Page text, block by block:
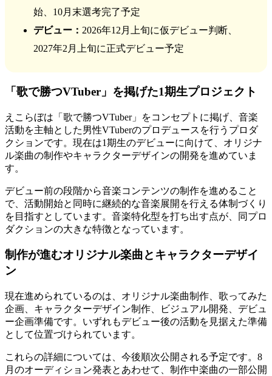
始、10月末選考完了予定
デビュー： 2026年12月上旬に仮デビュー判断、
2027年2月上旬に正式デビュー予定
「歌で勝つVTuber」を掲げた1期生プロジェクト
えこらぼは「歌で勝つVTuber」をコンセプトに掲げ、音楽
活動を主軸とした男性VTuberのプロデュースを行うプロダ
クションです。現在は1期生のデビューに向けて、オリジナ
ル楽曲の制作やキャラクターデザインの開発を進めていま
す。
デビュー前の段階から音楽コンテンツの制作を進めること
で、活動開始と同時に継続的な音楽展開を行える体制づくり
を目指すとしています。音楽特化型を打ち出す点が、同プロ
ダクションの大きな特徴となっています。
制作が進むオリジナル楽曲とキャラクターデザイ
ン
現在進められているのは、オリジナル楽曲制作、歌ってみた
企画、キャラクターデザイン制作、ビジュアル開発、デビュ
ー企画準備です。いずれもデビュー後の活動を見据えた準備
として位置づけられています。
これらの詳細については、今後順次公開される予定です。8
月のオーディション発表とあわせて、制作中楽曲の一部公開